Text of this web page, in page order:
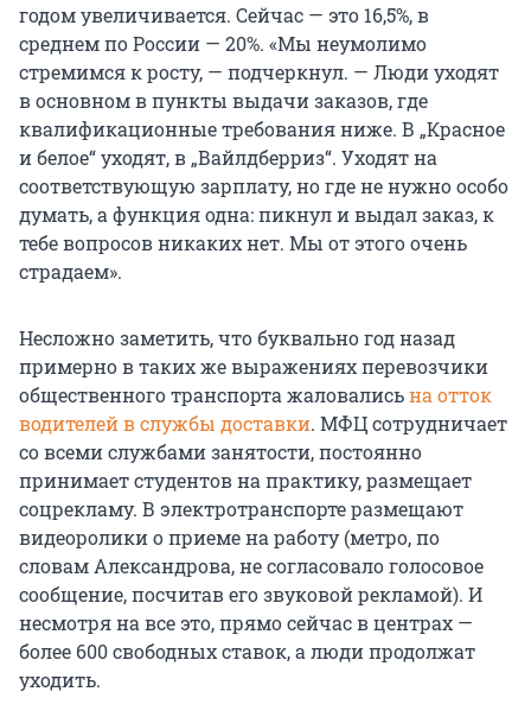
годом увеличивается. Сейчас — это 16,5%, в
среднем по России — 20%. «Мы неумолимо
стремимся к росту, — подчеркнул. — Люди уходят
в основном в пункты выдачи заказов, где
квалификационные требования ниже. В „Красное
и белое“ уходят, в „Вайлдберриз“. Уходят на
соответствующую зарплату, но где не нужно особо
думать, а функция одна: пикнул и выдал заказ, к
тебе вопросов никаких нет. Мы от этого очень
страдаем».
Несложно заметить, что буквально год назад
примерно в таких же выражениях перевозчики
общественного транспорта жаловалисьна отток
водителей в службы доставки. МФЦ сотрудничает
со всеми службами занятости, постоянно
принимает студентов на практику, размещает
соцрекламу. В электротранспорте размещают
видеоролики о приеме на работу (метро, по
словам Александрова, не согласовало голосовое
сообщение, посчитав его звуковой рекламой). И
несмотря на все это, прямо сейчас в центрах —
более 600 свободных ставок, а люди продолжат
уходить.